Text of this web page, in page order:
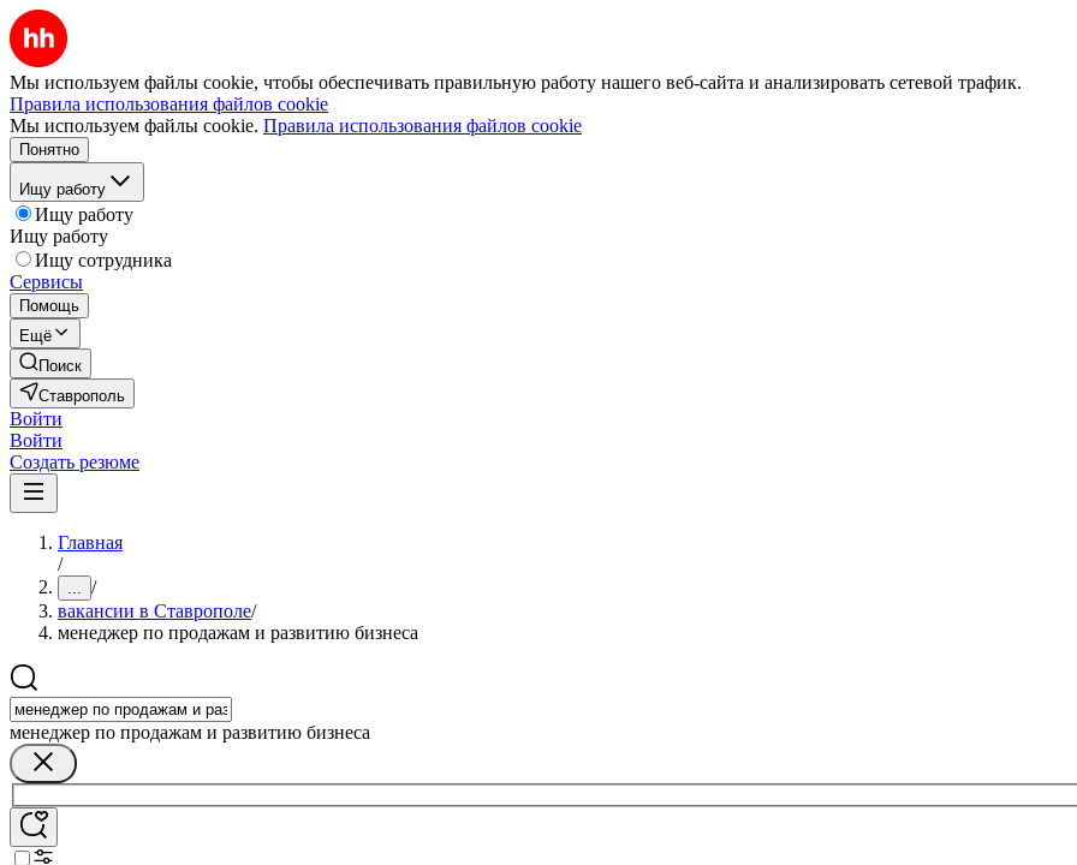
Мы используем файлы cookie, чтобы обеспечивать правильную работу нашего веб-сайта и анализировать сетевой трафик.
Правила использования файлов cookie
Мы используем файлы cookie. Правила использования файлов cookie
Понятно
Ищу работу
Ищу работу
Ищу работу
Ищу сотрудника
Сервисы
Помощь
Ещё
Поиск
Ставрополь
Войти
Войти
Создать резюме
Главная
/
... /
вакансии в Ставрополе/
менеджер по продажам и развитию бизнеса
менеджер по продажам и развитию бизнеса